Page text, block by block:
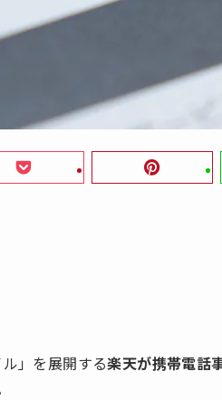
」を展開する楽天が携帯電話